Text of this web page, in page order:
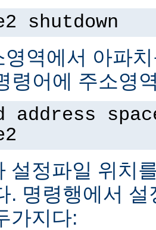
shutdown
영역에서 아파
령어에 주소영
address
설정파일 위치
. 명령행에서
가지다: